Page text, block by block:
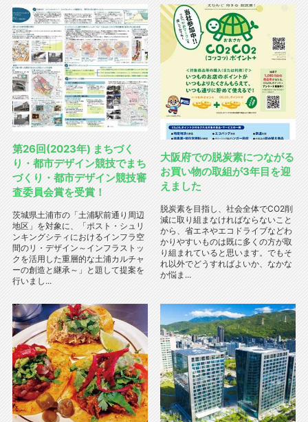
第26回(2023年) まちづく
り・都市デザイン競技でまち
づくり・都市デザイン競技審
査委員会賞を受賞！
茨城県土浦市の「土浦駅前通り周辺
地区」を対象に、「ポスト・シュリ
ンキングシティにおけるインフラ空
間のリ・デザイン～インフラストッ
クを活用した重層的な土浦カルチャ
ーの創造と継承～」と題して提案を
行いまし...
大阪府での脱炭素につながる
お買い物の取組が3年目を迎
えました
脱炭素を目指し、社会全体でCO2削
減に取り組まなければならないこと
から、省エネやエコドライブなどわ
かりやすいものは既に多くの方が取
り組まれていると思います。でもそ
れ以外でどうすればよいか、なかな
か悩ま...